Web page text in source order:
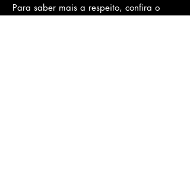
Para saber mais a respeito, confira o